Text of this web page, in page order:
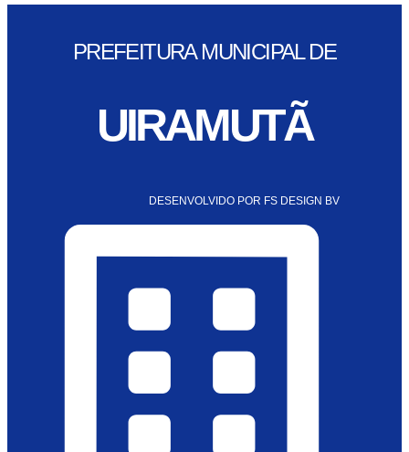
PREFEITURA MUNICIPAL DE
UIRAMUTÃ
DESENVOLVIDO POR FS DESIGN BV